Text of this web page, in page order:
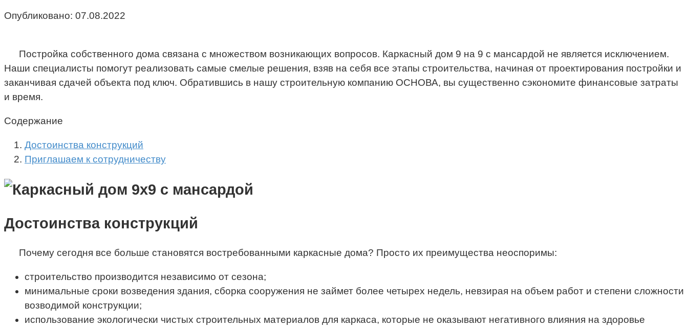
Опубликовано: 07.08.2022
Постройка собственного дома связана с множеством возникающих вопросов. Каркасный дом 9 на 9 с мансардой не является исключением.
Наши специалисты помогут реализовать самые смелые решения, взяв на себя все этапы строительства, начиная от проектирования постройки и
заканчивая сдачей объекта под ключ. Обратившись в нашу строительную компанию ОСНОВА, вы существенно сэкономите финансовые затраты
и время.
Содержание
Достоинства конструкций
Приглашаем к сотрудничеству
Достоинства конструкций
Почему сегодня все больше становятся востребованными каркасные дома? Просто их преимущества неоспоримы:
строительство производится независимо от сезона;
минимальные сроки возведения здания, сборка сооружения не займет более четырех недель, невзирая на объем работ и степени сложности
возводимой конструкции;
использование экологически чистых строительных материалов для каркаса, которые не оказывают негативного влияния на здоровье